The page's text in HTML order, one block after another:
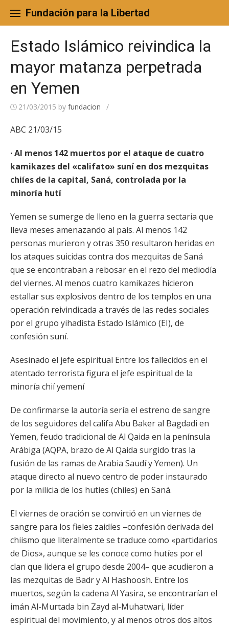
content
Fundación para la Libertad
Estado Islámico reivindica la
mayor matanza perpetrada
en Yemen
21/03/2015 by fundacion /
ABC 21/03/15
· Al menos 142 muertos por el ataque de cuatro
kamikazes del «califato» suní en dos mezquitas
chiíes de la capital, Saná, controlada por la
minoría hutí
Yemen se sumerge de lleno en la guerra sectaria que
lleva meses amenazando al país. Al menos 142
personas murieron y otras 350 resultaron heridas en
los ataques suicidas contra dos mezquitas de Saná
que se encontraban a rebosar en el rezo del mediodía
del viernes. Al menos cuatro kamikazes hicieron
estallar sus explosivos dentro de los templos en una
operación reivindicada a través de las redes sociales
por el grupo yihadista Estado Islámico (EI), de
confesión suní.
Asesinado el jefe espiritual Entre los fallecidos en el
atentado terrorista figura el jefe espiritual de la
minoría chií yemení
De confirmarse la autoría sería el estreno de sangre
de los seguidores del califa Abu Baker al Bagdadi en
Yemen, feudo tradicional de Al Qaida en la península
Arábiga (AQPA, brazo de Al Qaida surgido tras la
fusión de las ramas de Arabia Saudí y Yemen). Un
ataque directo al nuevo centro de poder instaurado
por la milicia de los hutíes (chiíes) en Saná.
El viernes de oración se convirtió en un viernes de
sangre para los fieles zaidíes –confesión derivada del
chiismo que literalmente se traduce como «partidarios
de Dios», aunque se les conoce como hutíes por el
clan que lidera el grupo desde 2004– que acudieron a
las mezquitas de Badr y Al Hashoosh. Entre los
muertos, según la cadena Al Yasira, se encontrarían el
imán Al-Murtada bin Zayd al-Muhatwari, líder
espiritual del movimiento, y al menos otros dos altos